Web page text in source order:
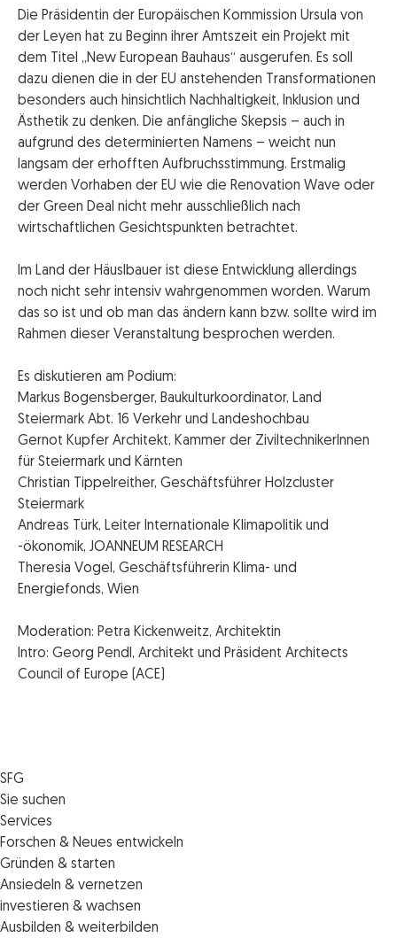
Die Präsidentin der Europäischen Kommission Ursula von
der Leyen hat zu Beginn ihrer Amtszeit ein Projekt mit
dem Titel „New European Bauhaus“ ausgerufen. Es soll
dazu dienen die in der EU anstehenden Transformationen
besonders auch hinsichtlich Nachhaltigkeit, Inklusion und
Ästhetik zu denken. Die anfängliche Skepsis – auch in
aufgrund des determinierten Namens – weicht nun
langsam der erhofften Aufbruchsstimmung. Erstmalig
werden Vorhaben der EU wie die Renovation Wave oder
der Green Deal nicht mehr ausschließlich nach
wirtschaftlichen Gesichtspunkten betrachtet.
Im Land der Häuslbauer ist diese Entwicklung allerdings
noch nicht sehr intensiv wahrgenommen worden. Warum
das so ist und ob man das ändern kann bzw. sollte wird im
Rahmen dieser Veranstaltung besprochen werden.
Es diskutieren am Podium:
Markus Bogensberger, Baukulturkoordinator, Land
Steiermark Abt. 16 Verkehr und Landeshochbau
Gernot Kupfer Architekt, Kammer der ZiviltechnikerInnen
für Steiermark und Kärnten
Christian Tippelreither, Geschäftsführer Holzcluster
Steiermark
Andreas Türk, Leiter Internationale Klimapolitik und
-ökonomik, JOANNEUM RESEARCH
Theresia Vogel, Geschäftsführerin Klima- und
Energiefonds, Wien
Moderation: Petra Kickenweitz, Architektin
Intro: Georg Pendl, Architekt und Präsident Architects
Council of Europe (ACE)
SFG
Die SFG
Jobs
Medienservice
Informiert bleiben
Kontakt
Sie suchen
Förderungen
Finanzierungen
Standortentwicklung
Persönliche Beratung
Services
Veranstaltungen
News
IMPULS.ST
Portal
Unternehmen des Monats
Forschen & Neues entwickeln
Standortcoaching
Terminbuchung Standortcoaching
Horizon Europe: EU-Förderungen für F&E
Innovations­management
Gründen & starten
Startupmark
Startup Mission – Netzwerkreisen
iCONTACT: Das InvestorInnennetzwerk der SFG
Ansiedeln & vernetzen
Zukunftstag
Steirische Cluster- und Netzwerkorganisationen
investieren & wachsen
Veranstaltungen
Ausbilden & weiterbilden